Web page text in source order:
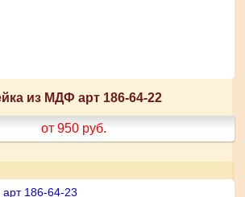
из МДФ арт 186-64-22
от 950 руб.